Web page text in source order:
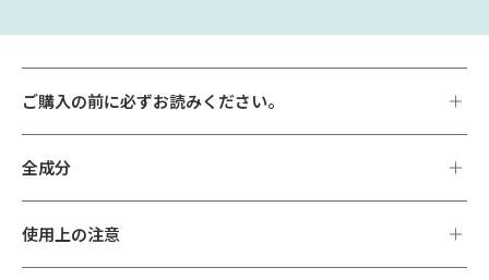
ご購入の前に必ずお読みください。
全成分
使用上の注意